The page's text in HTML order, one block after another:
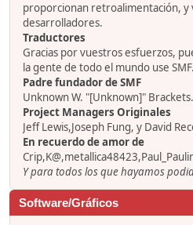
proporcionan retroalimentación, y
desarrolladores.
Traductores
Gracias por vuestros esfuerzos,
la gente de todo el mundo use SMF.
Padre fundador de SMF
Unknown W. "[Unknown]" Brackets.
Project Managers Originales
Jeff Lewis,Joseph Fung, y David
En recuerdo de amor de
Y para todos los que hayamos
Software/Gráficos